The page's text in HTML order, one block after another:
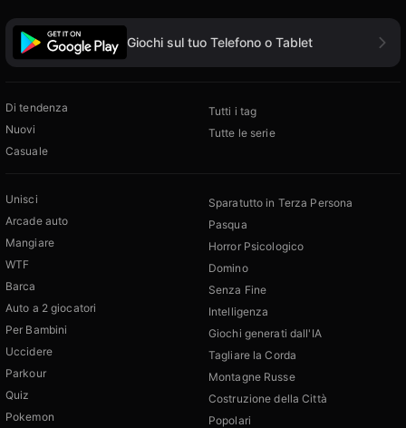
Giochi sul tuo Telefono o Tablet
Di tendenza
Nuovi
Casuale
Tutti i tag
Tutte le serie
Unisci
Arcade auto
Mangiare
WTF
Barca
Auto a 2 giocatori
Per Bambini
Uccidere
Parkour
Quiz
Pokemon
Sparatutto in Terza Persona
Pasqua
Horror Psicologico
Domino
Senza Fine
Intelligenza
Giochi generati dall'IA
Tagliare la Corda
Montagne Russe
Costruzione della Città
Popolari